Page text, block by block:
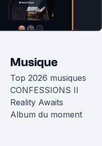
Musique
Top 2026 musiques
CONFESSIONS II
Reality Awaits
Album du moment